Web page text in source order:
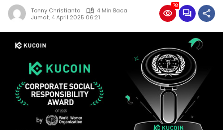
Tonny Christianto
4 Min Baca
Jumat, 4 April 2025 06:21
78